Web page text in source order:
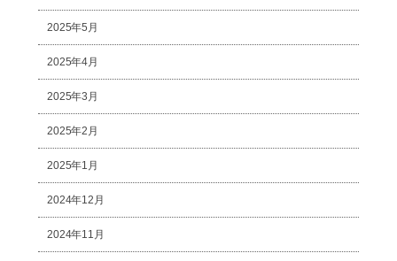
2025年5月
2025年4月
2025年3月
2025年2月
2025年1月
2024年12月
2024年11月